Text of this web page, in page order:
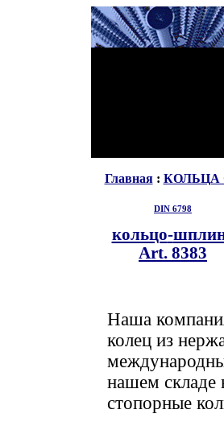
Главная: КОЛЬЦА
DIN 6798
кольцо-
Art. 8383
Наша
колец из
нашем складе
стопорные